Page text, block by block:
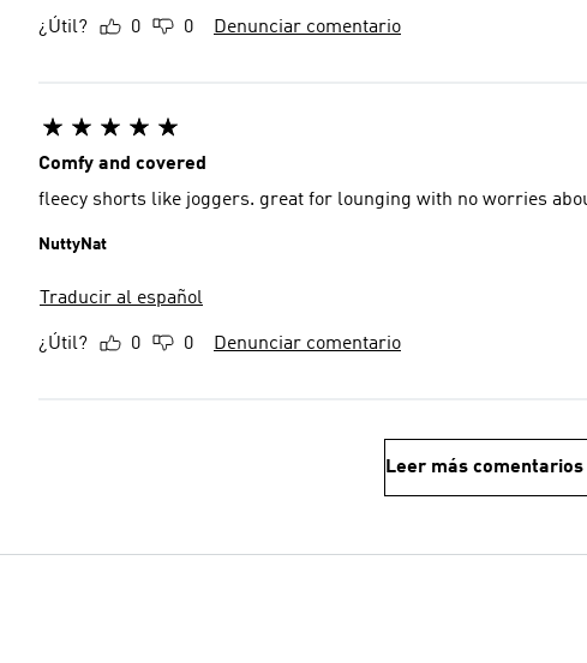
¿Útil? 0 0 Denunciar comentario
Comfy and covered
NuttyNat
Traducir al español
¿Útil? 0 0 Denunciar comentario
Leer más comentarios